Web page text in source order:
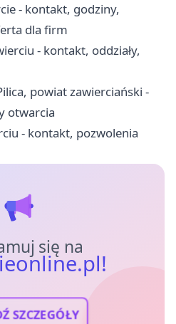
- kontakt, godziny,
dla firm
- kontakt, oddziały,
powiat zawierciański -
otwarcia
- kontakt, pozwolenia
się na
SZCZEGÓŁY